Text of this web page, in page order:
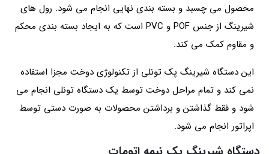
محصول می‌ چسبد و بسته‌ بندی نهایی انجام می‌ شود. رول‌ های
شیرینگ از جنس POF و PVC است که به ایجاد بسته‌ بندی محکم
و مقاوم کمک می کند.
این دستگاه شیرینگ پک تونلی از تکنولوژی دوخت مجزا استفاده
نمی‌ کند و تمام مراحل دوخت توسط یک دستگاه تونلی انجام می
شود و فقط گذاشتن و برداشتن محصولات به صورت دستی توسط
اپراتور انجام می‌ شود.